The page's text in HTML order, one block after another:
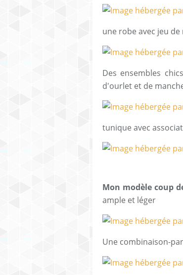
une robe avec jeu de
Des ensembles
d'ourlet et de
tunique avec
Mon modèle coup
ample et léger
Une combinaison-